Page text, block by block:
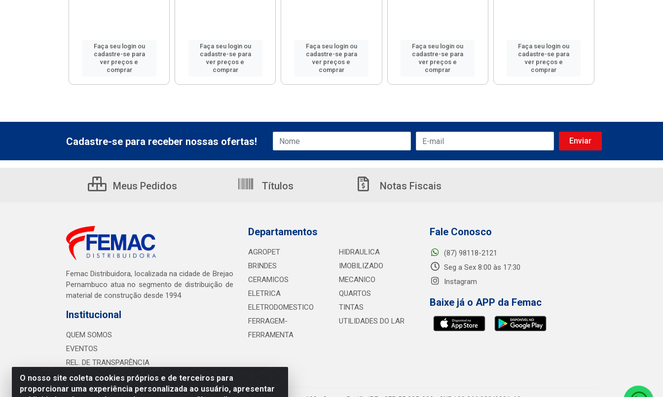
Faça seu login ou
cadastre-se para
ver preços e
comprar
Faça seu login ou
cadastre-se para
ver preços e
comprar
Faça seu login ou
cadastre-se para
ver preços e
comprar
Faça seu login ou
cadastre-se para
ver preços e
comprar
Faça seu login ou
cadastre-se para
ver preços e
comprar
O nosso site coleta cookies próprios e de terceiros para
proporcionar uma experiência personalizada ao usuário, apresentar
Cadastre-se para receber nossas ofertas!
Meus Pedidos Títulos Notas Fiscais
Femac Distribuidora, localizada na cidade de Brejao
Pernambuco atua no segmento de distribuição de
material de construção desde 1994
Institucional
QUEM SOMOS
EVENTOS
REL. DE TRANSPARÊNCIA
Departamentos
AGROPET
BRINDES
CERAMICOS
ELETRICA
ELETRODOMESTICO
FERRAGEM-
FERRAMENTA
HIDRAULICA
IMOBILIZADO
MECANICO
QUARTOS
TINTAS
UTILIDADES DO LAR
Fale Conosco
(87) 98118-2121
Seg a Sex 8:00 às 17:30
Instagram
Baixe já o APP da Femac